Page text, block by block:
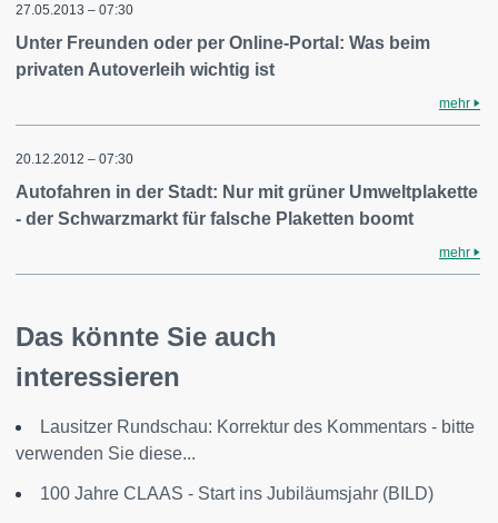
27.05.2013 – 07:30
Unter Freunden oder per Online-Portal: Was beim
privaten Autoverleih wichtig ist
mehr
20.12.2012 – 07:30
Autofahren in der Stadt: Nur mit grüner Umweltplakette
- der Schwarzmarkt für falsche Plaketten boomt
mehr
Das könnte Sie auch
interessieren
Lausitzer Rundschau: Korrektur des Kommentars - bitte
verwenden Sie diese...
100 Jahre CLAAS - Start ins Jubiläumsjahr (BILD)